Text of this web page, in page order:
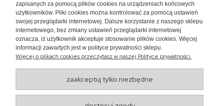
zapisanych za pomocą plików cookies na urządzeniach końcowych
użytkowników. Pliki cookies można kontrolować za pomocą ustawień
swojej przeglądarki internetowej. Dalsze korzystanie z naszego sklepu
internetowego, bez zmiany ustawień przeglądarki internetowej
oznacza, iż użytkownik akceptuje stosowanie plików cookies. Więcej
informacji zawartych jest w polityce prywatności sklepu.
Więcej o plikach cookies przeczytasz w naszej Polityce prywatności.
zaakceptuj tylko niezbędne